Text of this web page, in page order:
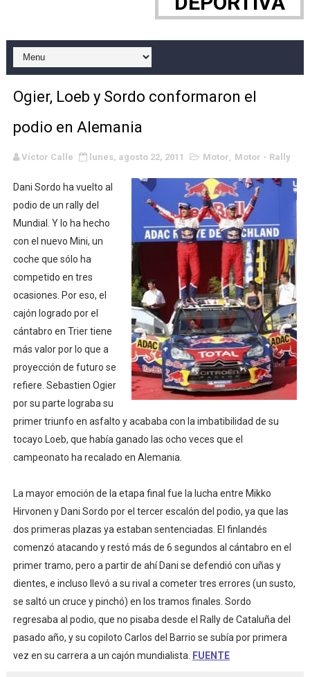
WWE NXT - Myles Borne y Tavion Heights ponen fin
Canadian Football League 2026 - Week 10
EFA y AFLE 2026 - Regular season
Mundial de lacrosse femenino 2026 (Tokio, Japón) -
Máxima celebración en el último Impact! con Jason
Mundial de esgrima 2026 (Hong Kong) - La delegación
Raquel Rodriguez es la nueva monarca
Athletes Unlimited Softball League 2026 - Las Utah
Mundial de piragüismo slalom 2026 (Oklahoma City,
Tour de Francia masculino 2026 - Tadej Pogacar
Mundial de Fórmula 1 2026 - Lando Norris consigue
Campeonato de Europa de saltos 2026 (París,
Ogier, Loeb y Sordo conformaron el
podio en Alemania
Víctor Calle lunes, agosto 22, 2011 Motor, Motor - Rally
Dani Sordo ha vuelto al
podio de un rally del
Mundial. Y lo ha hecho
con el nuevo Mini, un
coche que sólo ha
competido en tres
ocasiones. Por eso, el
cajón logrado por el
cántabro en Trier tiene
más valor por lo que a
proyección de futuro se
refiere. Sebastien Ogier
por su parte lograba su
primer triunfo en asfalto y acababa con la imbatibilidad de su
tocayo Loeb, que había ganado las ocho veces que el
campeonato ha recalado en Alemania.
La mayor emoción de la etapa final fue la lucha entre Mikko
Hirvonen y Dani Sordo por el tercer escalón del podio, ya que las
dos primeras plazas ya estaban sentenciadas. El finlandés
comenzó atacando y restó más de 6 segundos al cántabro en el
primer tramo, pero a partir de ahí Dani se defendió con uñas y
dientes, e incluso llevó a su rival a cometer tres errores (un susto,
se saltó un cruce y pinchó) en los tramos finales. Sordo
regresaba al podio, que no pisaba desde el Rally de Cataluña del
pasado año, y su copiloto Carlos del Barrio se subía por primera
vez en su carrera a un cajón mundialista.
FUENTE